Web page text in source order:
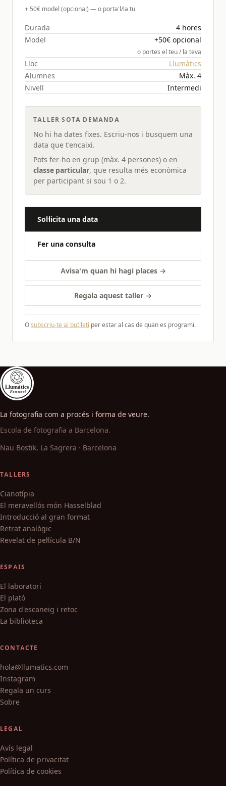
+ 50€ model (opcional) — o porta'l/la tu
Durada
4 hores
Model
+50€ opcional
o portes el teu / la teva
Lloc
Llumàtics
Alumnes
Màx. 4
Nivell
Intermedi
TALLER SOTA DEMANDA
No hi ha dates fixes. Escriu-nos i busquem una
data que t'encaixi.
Pots fer-ho en grup (màx. 4 persones) o en
classe particular, que resulta més econòmica
per participant si sou 1 o 2.
Sol·licita una data
Fer una consulta
Avisa'm quan hi hagi places →
Regala aquest taller →
O subscriu-te al butlletí per estar al cas de quan es programi.
La fotografia com a procés i forma de veure.
Escola de fotografia a Barcelona.
Nau Bostik, La Sagrera · Barcelona
TALLERS
Cianotípia
El meravellós món Hasselblad
Introducció al gran format
Retrat analògic
Revelat de pel·lícula B/N
ESPAIS
El laboratori
El plató
Zona d'escaneig i retoc
La biblioteca
CONTACTE
hola@llumatics.com
Instagram
Regala un curs
Sobre
LEGAL
Avís legal
Política de privacitat
Política de cookies